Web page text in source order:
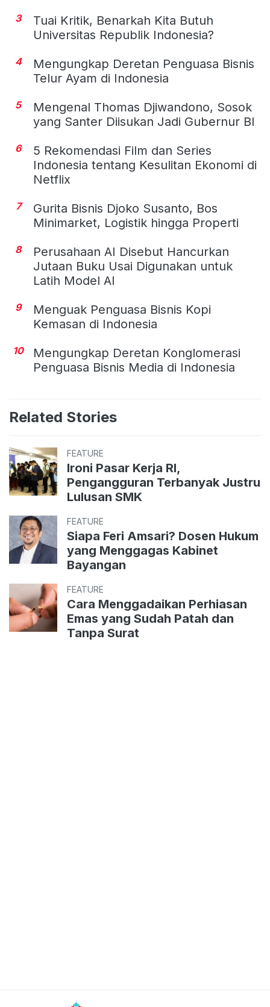
3
Tuai Kritik, Benarkah Kita Butuh
Universitas Republik Indonesia?
4
Mengungkap Deretan Penguasa Bisnis
Telur Ayam di Indonesia
5
Mengenal Thomas Djiwandono, Sosok
yang Santer Diisukan Jadi Gubernur BI
6
5 Rekomendasi Film dan Series
Indonesia tentang Kesulitan Ekonomi di
Netflix
7
Gurita Bisnis Djoko Susanto, Bos
Minimarket, Logistik hingga Properti
8
Perusahaan AI Disebut Hancurkan
Jutaan Buku Usai Digunakan untuk
Latih Model AI
9
Menguak Penguasa Bisnis Kopi
Kemasan di Indonesia
10
Mengungkap Deretan Konglomerasi
Penguasa Bisnis Media di Indonesia
Related Stories
FEATURE
Ironi Pasar Kerja RI,
Pengangguran Terbanyak Justru
Lulusan SMK
FEATURE
Siapa Feri Amsari? Dosen Hukum
yang Menggagas Kabinet
Bayangan
FEATURE
Cara Menggadaikan Perhiasan
Emas yang Sudah Patah dan
Tanpa Surat